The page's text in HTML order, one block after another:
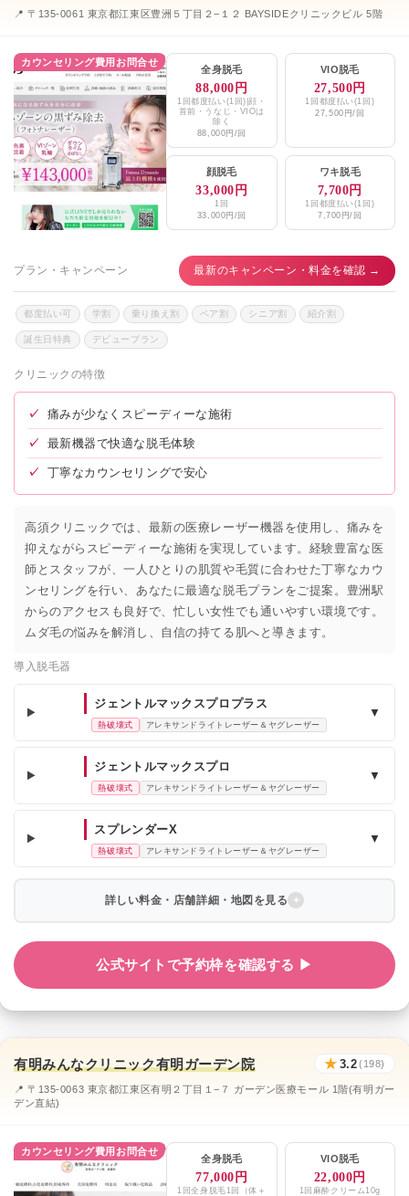
📍 〒135-0061 東京都江東区豊洲５丁目２−１２ BAYSIDEクリニックビル 5階
カウンセリング費用お問合せ
全身脱毛
88,000円
1回都度払い(1回)|顔・
首前・うなじ・VIOは
除く
88,000円/回
VIO脱毛
27,500円
1回都度払い(1回)
27,500円/回
顔脱毛
33,000円
1回
33,000円/回
ワキ脱毛
7,700円
1回都度払い(1回)
7,700円/回
プラン・キャンペーン 最新のキャンペーン・料金を確認 →
都度払い可 学割 乗り換え割 ペア割 シニア割 紹介割
誕生日特典 デビュープラン
クリニックの特徴
✓ 痛みが少なくスピーディーな施術
✓ 最新機器で快適な脱毛体験
✓ 丁寧なカウンセリングで安心
高須クリニックでは、最新の医療レーザー機器を使用し、痛みを
抑えながらスピーディーな施術を実現しています。経験豊富な医
師とスタッフが、一人ひとりの肌質や毛質に合わせた丁寧なカウ
ンセリングを行い、あなたに最適な脱毛プランをご提案。豊洲駅
からのアクセスも良好で、忙しい女性でも通いやすい環境です。
ムダ毛の悩みを解消し、自信の持てる肌へと導きます。
導入脱毛器
ジェントルマックスプロプラス
熱破壊式 アレキサンドライトレーザー＆ヤグレーザー
▼
ジェントルマックスプロ
熱破壊式 アレキサンドライトレーザー＆ヤグレーザー
▼
スプレンダーX
熱破壊式 アレキサンドライトレーザー＆ヤグレーザー
▼
詳しい料金・店舗詳細・地図を見る
公式サイトで予約枠を確認する ▶
有明みんなクリニック有明ガーデン院 ★ 3.2(198)
📍 〒135-0063 東京都江東区有明２丁目１−７ ガーデン医療モール 1階(有明ガー
デン直結)
カウンセリング費用お問合せ
全身脱毛
77,000円
1回全身脱毛1回（体＋
VIO脱毛
22,000円
1回麻酔クリーム10g